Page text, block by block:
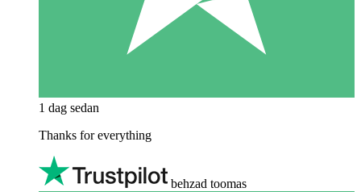
1 dag sedan
Thanks for everything
behzad toomas